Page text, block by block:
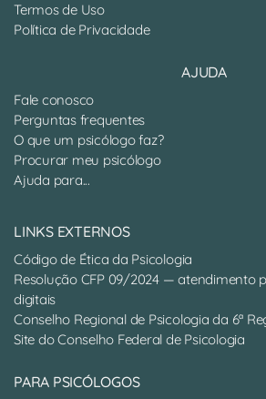
Termos de Uso
Política de Privacidade
AJUDA
Fale conosco
Perguntas frequentes
O que um psicólogo faz?
Procurar meu psicólogo
Ajuda para...
LINKS EXTERNOS
Código de Ética da Psicologia
Resolução CFP 09/2024 — atendimento
digitais
Conselho Regional de Psicologia da 6ª
Site do Conselho Federal de Psicologia
PARA PSICÓLOGOS